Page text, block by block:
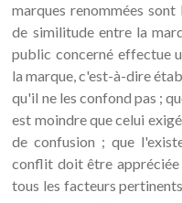
marques renommées
de similitude entre la
public concerné effectue
la marque, c'est-à-dire
qu'il ne les confond pas ;
est moindre que celui
de confusion ; que
conflit doit être
tous les facteurs